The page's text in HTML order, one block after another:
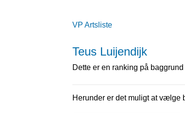
VP Artsliste
Teus Luijendijk
Dette er en ranking på
Herunder er det muligt at vælge